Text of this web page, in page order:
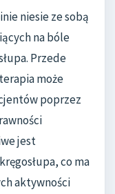
niesie ze sobą
na bóle
Przede
może
poprzez
jest
co ma
aktywności